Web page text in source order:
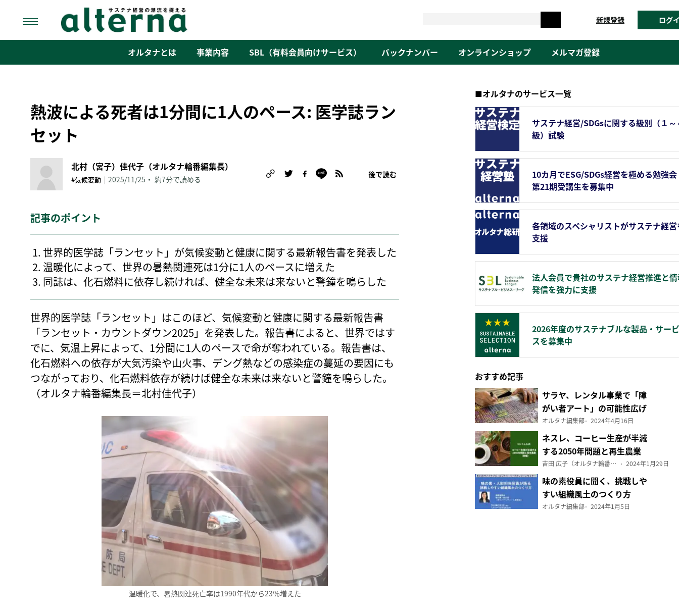
content
新規登録 ログ
オルタナとは 事業内容 SBL（有料会員向けサービス） バックナンバー オンラインショップ メルマガ登録
熱波による死者は1分間に1人のペース: 医学誌ラン
セット
北村（宮子）佳代子（オルタナ輪番編集長）
#気候変動 | 2025/11/25 約7分で読める
後で読む
記事のポイント
世界的医学誌「ランセット」が気候変動と健康に関する最新報告書を発表した
温暖化によって、世界の暑熱関連死は1分に1人のペースに増えた
同誌は、化石燃料に依存し続ければ、健全な未来は来ないと警鐘を鳴らした
世界的医学誌「ランセット」はこのほど、気候変動と健康に関する最新報告書
「ランセット・カウントダウン2025」を発表した。報告書によると、世界ではす
でに、気温上昇によって、1分間に1人のペースで命が奪われている。報告書は、
化石燃料への依存が大気汚染や山火事、デング熱などの感染症の蔓延の要因にも
つながっており、化石燃料依存が続けば健全な未来は来ないと警鐘を鳴らした。
（オルタナ輪番編集長＝北村佳代子）
温暖化で、暑熱関連死亡率は1990年代から23％増えた
■オルタナのサービス一覧
サステナ経営/SDGsに関する級別（１～
級）試験
10カ月でESG/SDGs経営を極める勉強
第21期受講生を募集中
各領域のスペシャリストがサステナ経
支援
法人会員で貴社のサステナ経営推進と
発信を強力に支援
2026年度のサステナブルな製品・サービ
スを募集中
おすすめ記事
サラヤ、レンタル事業で「障
がい者アート」の可能性広げ
る
オルタナ編集部 2024年4月16日
ネスレ、コーヒー生産が半減
する2050年問題と再生農業
（前編）
吉田 広子（オルタナ輪番編集長） 2024年1月29日
味の素役員に聞く、挑戦しや
すい組織風土のつくり方
オルタナ編集部 2024年1月5日